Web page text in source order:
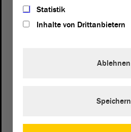
Auf Google Maps
Statistik
Inhalte von Drittanbietern
Ablehnen
Speichern